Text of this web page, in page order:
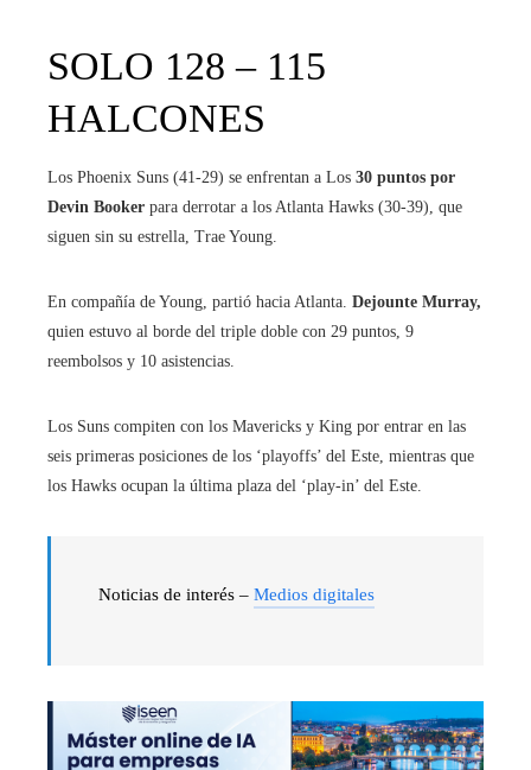
SOLO 128 – 115
HALCONES
Los Phoenix Suns (41-29) se enfrentan a Los 30 puntos por
Devin Booker para derrotar a los Atlanta Hawks (30-39), que
siguen sin su estrella, Trae Young.
En compañía de Young, partió hacia Atlanta. Dejounte Murray,
quien estuvo al borde del triple doble con 29 puntos, 9
reembolsos y 10 asistencias.
Los Suns compiten con los Mavericks y King por entrar en las
seis primeras posiciones de los ‘playoffs’ del Este, mientras que
los Hawks ocupan la última plaza del ‘play-in’ del Este.
Noticias de interés – Medios digitales